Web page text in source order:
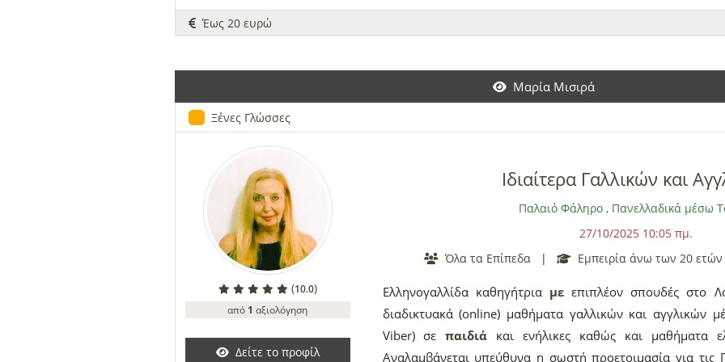
αναλαμβάνωπαιδιά μεΔΕΠΥ,Δυσλεξίαή άλλες
κοντά είτε online, εξασφαλίζω την στοχευμένη
Εξετάσεις σε Έκθεση, Λογοτεχνία, Αρχαία Ελληνικά,
υποστηρικτικό υλικό και σχεδιαγράμματα. Στείλτε μου
Έως 20 ευρώ
Μαρία Μισιρά
Ξένες Γλώσσες
(10.0)
από 1 αξιολόγηση
Δείτε το προφίλ
Ιδιαίτερα Γαλλικών και
Παλαιό Φάληρο , Πανελλαδικά μέσω
27/10/2025 10:05 πμ.
Όλα τα Επίπεδα
| Εμπειρία άνω των 20 ετών
Ελληνογαλλίδα καθηγήτρια μεεπιπλέον σπουδές στο
διαδικτυακά (online) μαθήματα γαλλικών και αγγλικών
Viber) σεπαιδιά και ενήλικες καθώς και μαθήματα
Αναλαμβάνεται υπεύθυνα η σωστή προετοιμασία για τις